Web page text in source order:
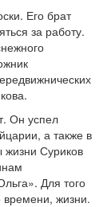
Его брат
за работу.
Он успел
а также в
Суриков
Для того
времени, жизни.